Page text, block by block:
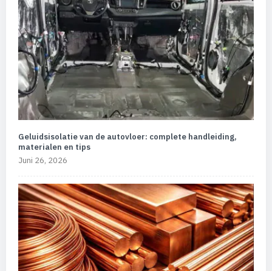
Geluidsisolatie van de autovloer: complete handleiding,
materialen en tips
Juni 26, 2026